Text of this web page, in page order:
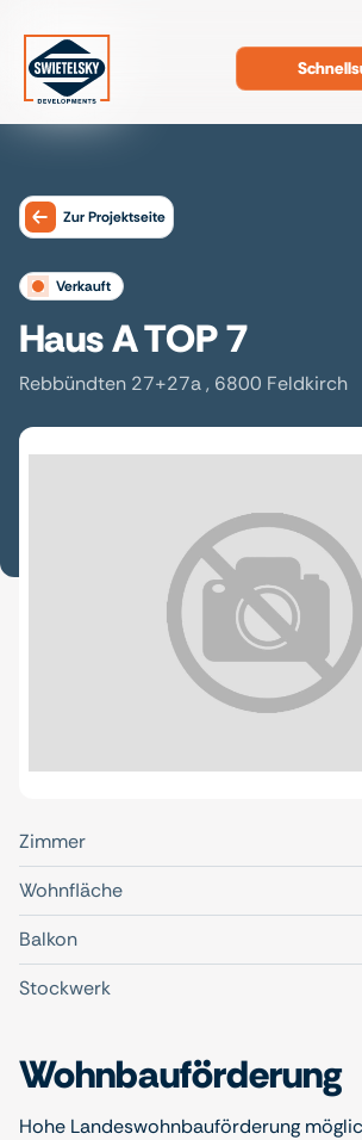
Zum Inhalt
Zur Projektseite
verkauft
Haus A TOP 7
Rebbündten 27+27a , 6800 Feldkirch
Zimmer
Wohnfläche
Balkon
Stockwerk
Wohnbauförderung
Hohe Landeswohnbauförderung